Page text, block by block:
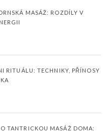
MASÁŽ: ROZDÍLY V
RITUÁLU: TECHNIKY, PŘÍNOSY
TANTRICKOU MASÁŽ DOMA: